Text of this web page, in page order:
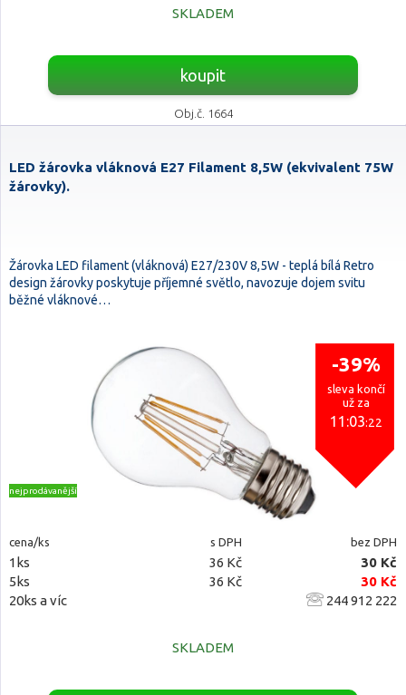
SKLADEM
koupit
Obj.č. 1664
LED žárovka vláknová E27 Filament 8,5W (ekvivalent 75W
žárovky).
Žárovka LED filament (vláknová) E27/230V 8,5W - teplá bílá Retro
design žárovky poskytuje příjemné světlo, navozuje dojem svitu
běžné vláknové…
-39%
sleva končí
už za
11:03:21
nejprodávanější
cena/ks s DPH bez DPH
1ks 36 Kč
30 Kč
5ks
36 Kč
30 Kč
20ks a víc
244 912 222
SKLADEM